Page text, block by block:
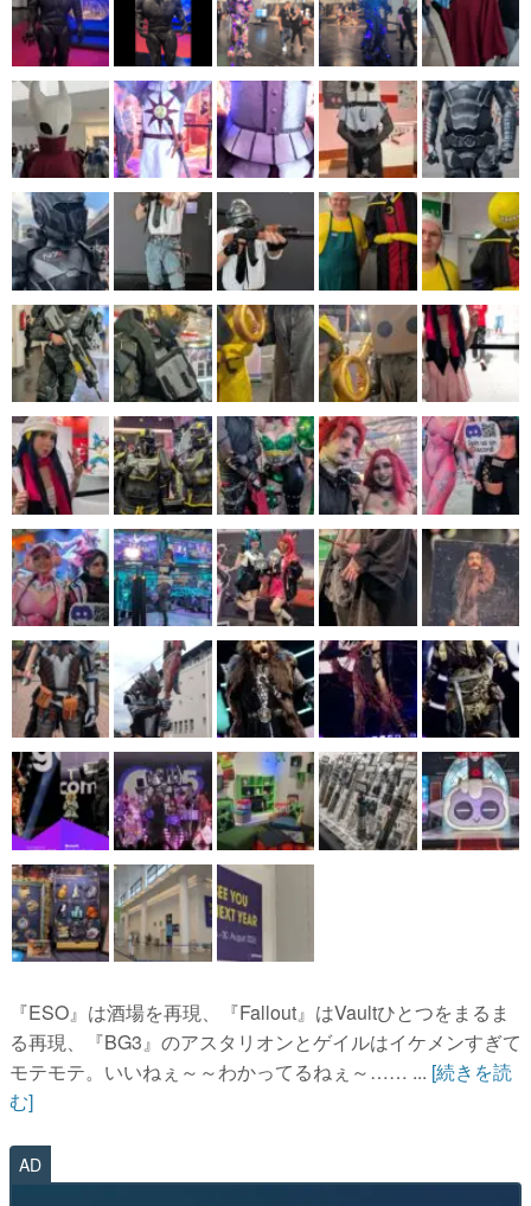
『ESO』は酒場を再現、『Fallout』はVaultひとつをまるま
る再現、『BG3』のアスタリオンとゲイルはイケメンすぎて
モテモテ。いいねぇ～～わかってるねぇ～…… ... [続きを読
む]
AD